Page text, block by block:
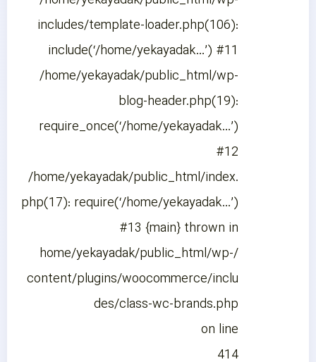
includes/template-loader.php(106):
include(‘/home/yekayadak…’) #11
/home/yekayadak/public_html/wp-
blog-header.php(19):
require_once(‘/home/yekayadak…’)
#12
/home/yekayadak/public_html/index.
php(17): require(‘/home/yekayadak…’)
#13 {main} thrown in
/home/yekayadak/public_html/wp-
content/plugins/woocommerce/inclu
des/class-wc-brands.php
on line
414